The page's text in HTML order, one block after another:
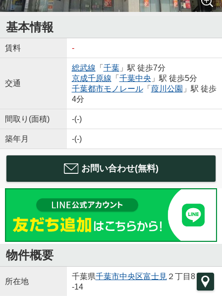
基本情報
賃料 -
交通
総武線 「 千葉」駅 徒歩7分
京成千原線 「 千葉中央 」駅 徒歩5分
千葉都市モノレール「 葭川公園 」駅 徒歩
4分
間取り(面積) -(-)
築年月 -(-)
お問い合わせ(無料)
物件概要
所在地
千葉県千葉市中央区富士見 ２丁目8
-14